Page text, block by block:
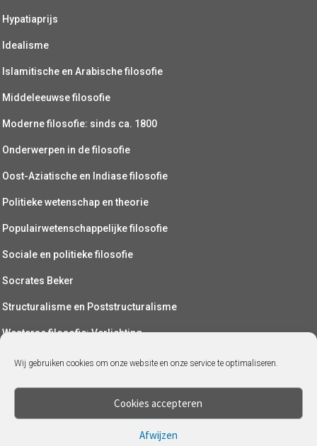
Wij gebruiken cookies om onze website en onze service te optimaliseren.
Cookies accepteren
Afwijzen
Hypatiaprijs
Idealisme
Islamitische en Arabische filosofie
Middeleeuwse filosofie
Moderne filosofie: sinds ca. 1800
Onderwerpen in de filosofie
Oost-Aziatische en Indiase filosofie
Politieke wetenschap en theorie
Populairwetenschappelijke filosofie
Sociale en politieke filosofie
Socrates Beker
Structuralisme en Poststructuralisme
Westerse filosofie: Verlichting
Wetenschapsfilosofie
Yoga (als filosofie)